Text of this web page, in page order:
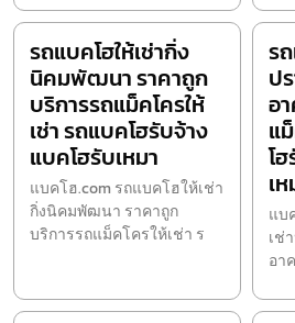
รถแบคโฮให้เช่ากิ่ง
นิคมพัฒนา ราคาถูก
บริการรถแม็คโครให้
เช่า รถแบคโฮรับจ้าง
แบคโฮรับเหมา
แบคโฮ.com รถแบคโฮให้เช่า
กิ่งนิคมพัฒนา ราคาถูก
บริการรถแม็คโครให้เช่า ร
ร
ป
อ
แ
โ
เ
แบ
เช่
อา